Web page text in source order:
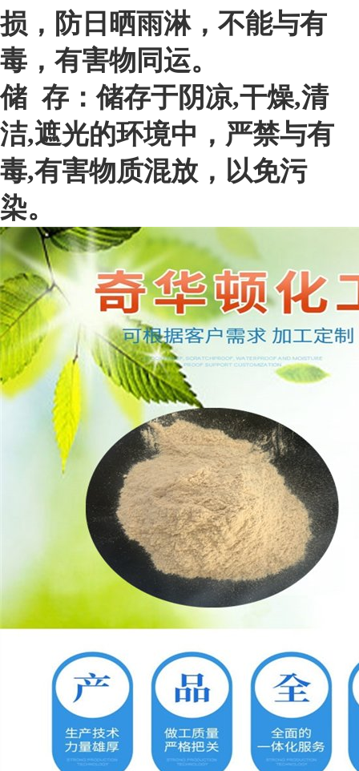
损，防日晒雨淋，不能与有
毒，有害物同运。
储 存：储存于阴凉,干燥,清
洁,遮光的环境中，严禁与有
毒,有害物质混放，以免污
染。